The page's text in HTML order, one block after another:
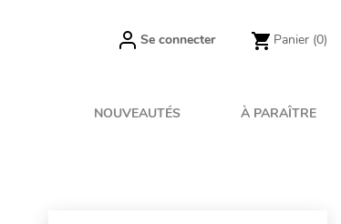
Se connecter Panier (0)
NOUVEAUTÉS À PARAÎTRE